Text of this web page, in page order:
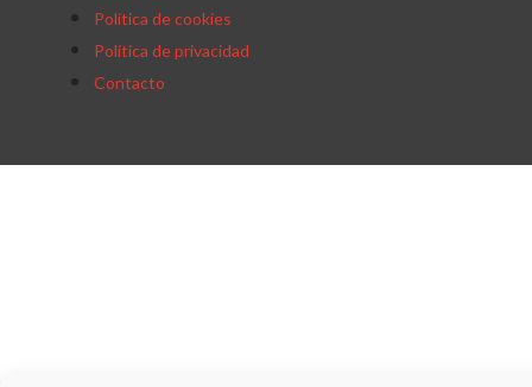
Política de cookies
Política de privacidad
Contacto